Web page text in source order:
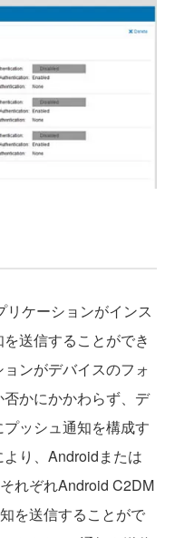
ケーションがインス
送信することができ
ンがデバイスのフォ
かにかかわらず、デ
ッシュ通知を構成す
り、Androidまたは
れぞれAndroid C2DM
を送信することがで